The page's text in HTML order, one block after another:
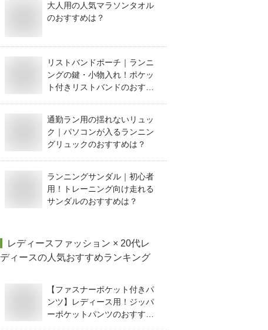
大人用の人気マラソンタオル
のおすすめは？
リストバンドポーチ｜ランニ
ングの鍵・小物入れ！ポケッ
ト付きリストバンドのおすす
通勤ラン用の揺れないリュッ
ク｜パソコンが入るランニン
グリュックのおすすめは？
ランニングサンダル｜初心者
用！トレーニング向け走れる
サンダルのおすすめは？
レディースファッション × 20代レ
ディースの人気おすすめランキング
【ファスナーポケット付きパ
ンツ】レディース用！ジッパ
ーポケットパンツのおすすめ